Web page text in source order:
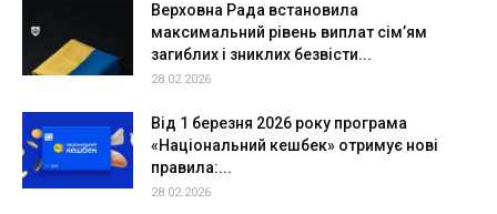
Верховна Рада встановила
максимальний рівень виплат сім’ям
загиблих і зниклих безвісти...
28.02.2026
Від 1 березня 2026 року програма
«Національний кешбек» отримує нові
правила:...
28.02.2026